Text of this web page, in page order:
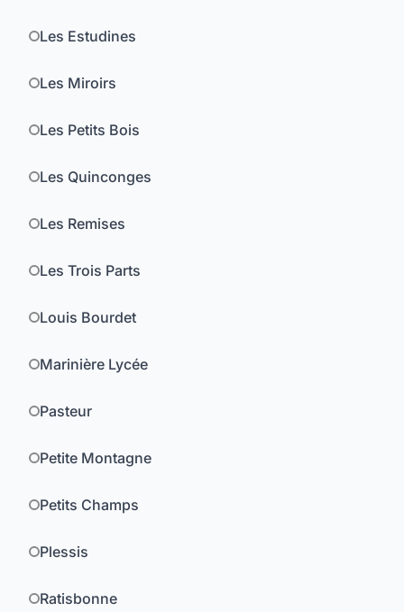
Les Estudines
Les Miroirs
Les Petits Bois
Les Quinconges
Les Remises
Les Trois Parts
Louis Bourdet
Marinière Lycée
Pasteur
Petite Montagne
Petits Champs
Plessis
Ratisbonne